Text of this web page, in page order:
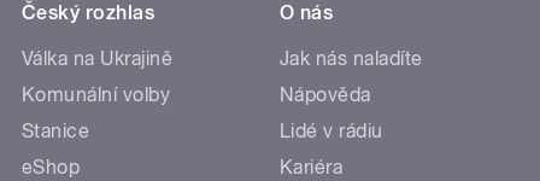
Český rozhlas
Válka na Ukrajině
Komunální volby
Stanice
eShop
O nás
Jak nás naladíte
Nápověda
Lidé v rádiu
Kariéra